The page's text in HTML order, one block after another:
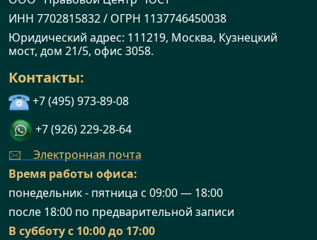
ИНН 7702815832 / ОГРН 1137746450038
Юридический адрес: 111219, Москва, Кузнецкий
мост, дом 21/5, офис 3058.
Контакты:
+7 (495) 973-89-08
+7 (926) 229-28-64
🖂 Электронная почта
Время работы офиса:
понедельник - пятница с 09:00 — 18:00
после 18:00 по предварительной записи
В субботу с 10:00 до 17:00